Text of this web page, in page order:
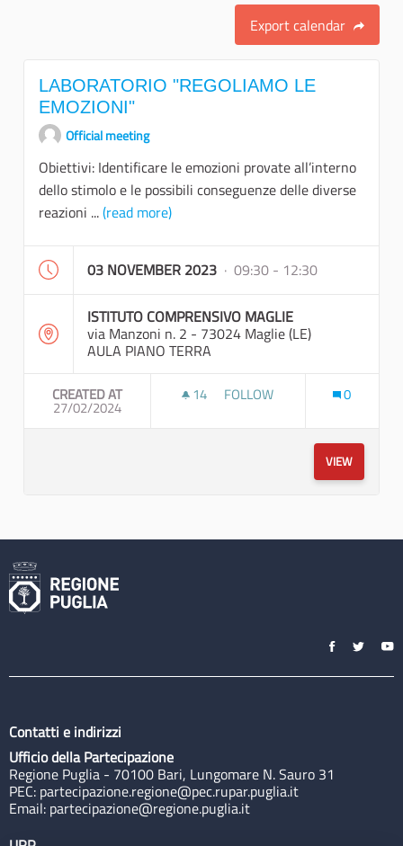
Export calendar
LABORATORIO "REGOLIAMO LE
EMOZIONI"
Official meeting
Obiettivi: Identificare le emozioni provate all’interno
dello stimolo e le possibili conseguenze delle diverse
reazioni ...(read more)
03 NOVEMBER 2023 · 09:30 - 12:30
ISTITUTO COMPRENSIVO MAGLIE
via Manzoni n. 2 - 73024 Maglie (LE)
AULA PIANO TERRA
CREATED AT
27/02/2024
14 14 FOLLOWERS
FOLLOW 0
VIEW
Contatti e indirizzi
Ufficio della Partecipazione
Regione Puglia - 70100 Bari, Lungomare N. Sauro 31
PEC: partecipazione.regione@pec.rupar.puglia.it
Email: partecipazione@regione.puglia.it